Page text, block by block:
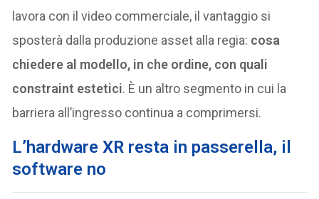
lavora con il video commerciale, il vantaggio si
sposterà dalla produzione asset alla regia: cosa
chiedere al modello, in che ordine, con quali
constraint estetici. È un altro segmento in cui la
barriera all’ingresso continua a comprimersi.
L’hardware XR resta in passerella, il
software no